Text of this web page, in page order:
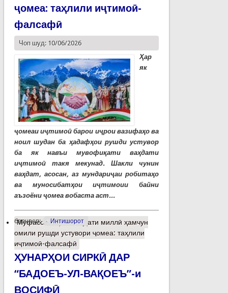
ҷомеа: таҳлили иҷтимоӣ-
фалсафӣ
Чоп шуд: 10/06/2026
Ҳар
як
ҷомеаи иҷтимоӣ барои иҷрои вазифаҳо ва
ноил шудан ба ҳадафҳои рушди устувор
ба як навъи мувофиқати ваҳдати
иҷтимоӣ такя мекунад. Шакли чунин
ваҳдат, асосан, аз мундариҷаи робитаҳо
ва муносибатҳои иҷтимоии байни
аъзоёни ҷомеа вобаста аст...
барчасп: Интишорот
Муфассалтаро Ваҳдати миллӣ ҳамчун
омили рушди устувори ҷомеа: таҳлили
иҷтимоӣ-фалсафӣ
ҲУНАРҲОИ СИРКӢ ДАР
“БАДОЕЪ-УЛ-ВАҚОЕЪ”-и
ВОСИФӢ